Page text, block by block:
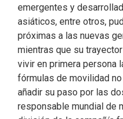
emergentes y
asiáticos, entre otros,
próximas a las nuevas
mientras que su
vivir en primera persona
fórmulas de movilidad
añadir su paso por las
responsable mundial de